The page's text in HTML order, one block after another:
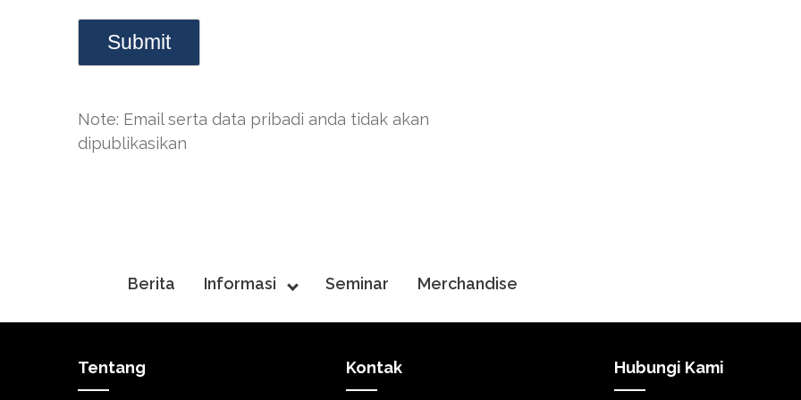
Note: Email serta data pribadi anda tidak akan
dipublikasikan
Berita Informasi Seminar Merchandise
Tentang Kontak Hubungi Kami